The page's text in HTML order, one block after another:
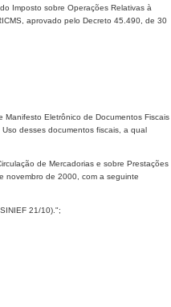
Imposto sobre Operações Relativas à
aprovado pelo Decreto 45.490, de 30
Eletrônico de Documentos Fiscais
desses documentos fiscais, a qual
de Mercadorias e sobre Prestações
novembro de 2000, com a seguinte
21/10).";